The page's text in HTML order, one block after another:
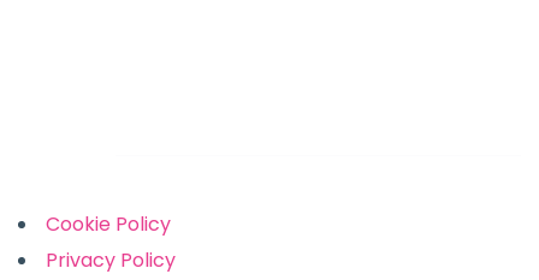
Cookie Policy
Privacy Policy